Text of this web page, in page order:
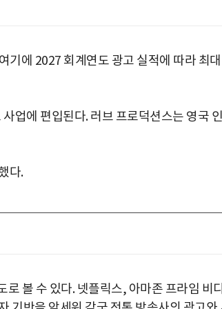
기에 2027 회계연도 광고 실적에 따라 최
업에 편입된다. 러브 프로덕션스는 영국 인
다.
로 볼 수 있다. 넷플릭스, 아마존 프라임 비디